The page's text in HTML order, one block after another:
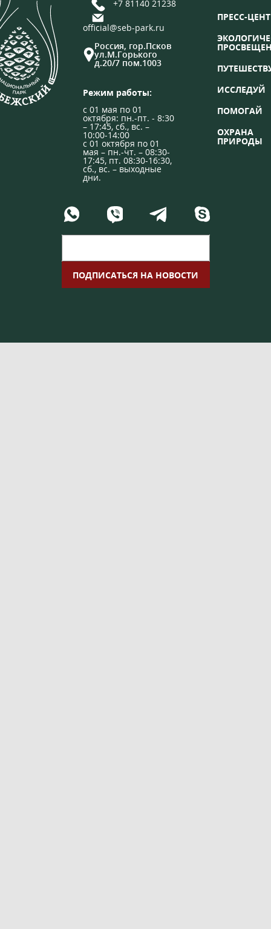
+7 81140 21238
official@seb-park.ru
Россия, гор.Псков
ул.М.Горького
д.20/7 пом.1003
Режим работы:
с 01 мая по 01
октября: пн.-пт. - 8:30
– 17:45, сб., вс. –
10:00-14:00
с 01 октября по 01
мая – пн.-чт. – 08:30-
17:45, пт. 08:30-16:30,
сб., вс. – выходные
дни.
ПРЕСС-
ИССЛЕДУЙ
ПОМОГАЙ
ОХРАНА
ПРИРОДЫ